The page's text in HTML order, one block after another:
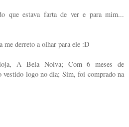
que estava farta de ver e para mim...
me derreto a olhar para ele :D
A Bela Noiva; Com 6 meses de
vestido logo no dia; Sim, foi comprado na